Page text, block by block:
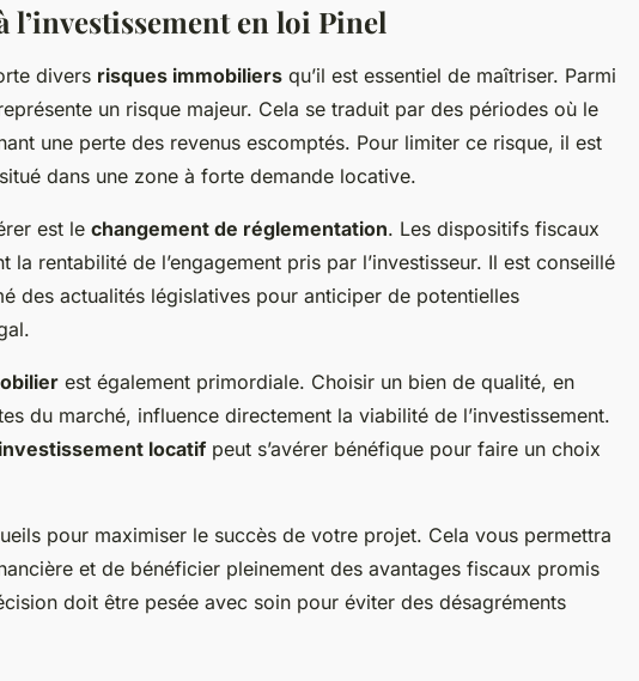
l’investissement en loi Pinel
divers risques immobiliers qu’il est essentiel de maîtriser. Parmi
un risque majeur. Cela se traduit par des périodes où le
une perte des revenus escomptés. Pour limiter ce risque, il est
dans une zone à forte demande locative.
est le changement de réglementation. Les dispositifs fiscaux
la rentabilité de l’engagement pris par l’investisseur. Il est conseillé
des actualités législatives pour anticiper de potentielles
est également primordiale. Choisir un bien de qualité, en
du marché, influence directement la viabilité de l’investissement.
investissement locatif peut s’avérer bénéfique pour faire un choix
pour maximiser le succès de votre projet. Cela vous permettra
et de bénéficier pleinement des avantages fiscaux promis
doit être pesée avec soin pour éviter des désagréments